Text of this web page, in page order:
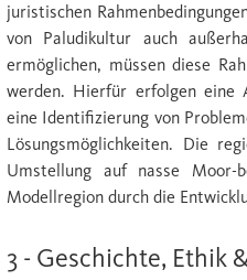
juristischen
von Paludikultur auch
ermöglichen, müssen diese
werden. Hierfür erfolgen eine
eine Identifizierung von
Lösungsmöglichkeiten. Die
Umstellung auf nasse Moor-
Modellregion durch die
3 - Geschichte, Ethik